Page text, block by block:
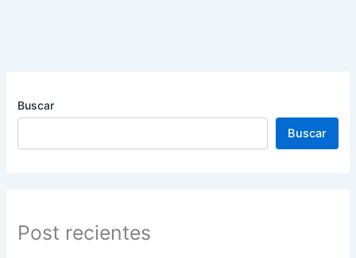
Buscar
Buscar
Post recientes